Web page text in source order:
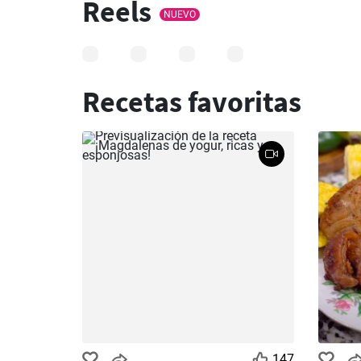
Reels NUEVO
Recetas favoritas